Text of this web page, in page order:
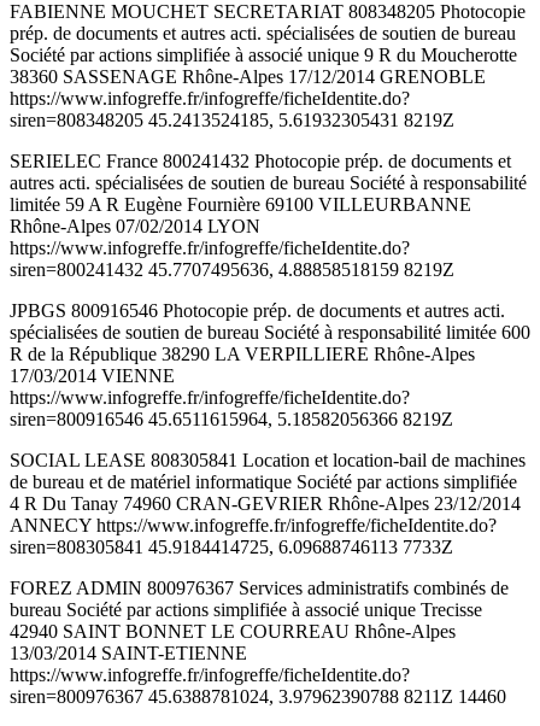
FABIENNE MOUCHET SECRETARIAT 808348205 Photocopie
prép. de documents et autres acti. spécialisées de soutien de bureau
Société par actions simplifiée à associé unique 9 R du Moucherotte
38360 SASSENAGE Rhône-Alpes 17/12/2014 GRENOBLE
https://www.infogreffe.fr/infogreffe/ficheIdentite.do?
siren=808348205 45.2413524185, 5.61932305431 8219Z
SERIELEC France 800241432 Photocopie prép. de documents et
autres acti. spécialisées de soutien de bureau Société à responsabilité
limitée 59 A R Eugène Fournière 69100 VILLEURBANNE
Rhône-Alpes 07/02/2014 LYON
https://www.infogreffe.fr/infogreffe/ficheIdentite.do?
siren=800241432 45.7707495636, 4.88858518159 8219Z
JPBGS 800916546 Photocopie prép. de documents et autres acti.
spécialisées de soutien de bureau Société à responsabilité limitée 600
R de la République 38290 LA VERPILLIERE Rhône-Alpes
17/03/2014 VIENNE
https://www.infogreffe.fr/infogreffe/ficheIdentite.do?
siren=800916546 45.6511615964, 5.18582056366 8219Z
SOCIAL LEASE 808305841 Location et location-bail de machines
de bureau et de matériel informatique Société par actions simplifiée
4 R Du Tanay 74960 CRAN-GEVRIER Rhône-Alpes 23/12/2014
ANNECY https://www.infogreffe.fr/infogreffe/ficheIdentite.do?
siren=808305841 45.9184414725, 6.09688746113 7733Z
FOREZ ADMIN 800976367 Services administratifs combinés de
bureau Société par actions simplifiée à associé unique Trecisse
42940 SAINT BONNET LE COURREAU Rhône-Alpes
13/03/2014 SAINT-ETIENNE
https://www.infogreffe.fr/infogreffe/ficheIdentite.do?
siren=800976367 45.6388781024, 3.97962390788 8211Z 14460